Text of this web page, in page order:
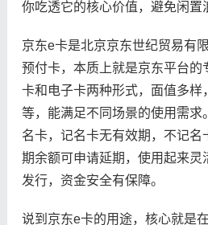
你吃透它的核心价值，避免闲置
京东e卡是北京京东世纪贸易有
预付卡，本质上就是京东平台的
卡和电子卡两种形式，面值多样
等，能满足不同场景的使用需求
名卡，记名卡无有效期，不记
期余额可申请延期，使用起来灵
发行，资金安全有保障。
说到京东e卡的用途，核心就是